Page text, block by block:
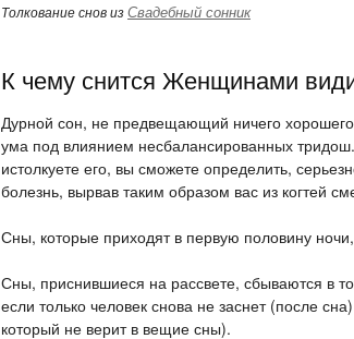
Толкование снов изСвадебный сонник
К чему снится Женщинами
Дурной сон, не предвещающий ничего
ума под влиянием несбалансированных
истолкуете его, вы сможете определить,
болезнь, вырвав таким образом вас из когтей
Сны, которые приходят в первую половину
Сны, приснившиеся на рассвете, сбываются в
если только человек снова не заснет (после
который не верит в вещие сны).